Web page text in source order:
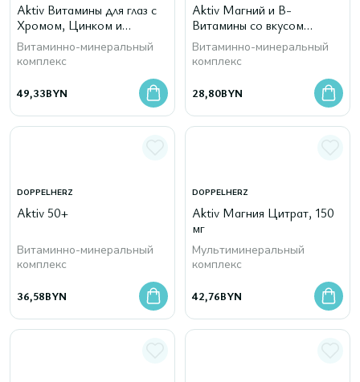
Aktiv Витамины для глаз с
Хромом, Цинком и
Селеном
Витаминно-минеральный
комплекс
49,33BYN
Aktiv Магний и B-
Витамины со вкусом
лимона и грейпфрута
Витаминно-минеральный
комплекс
28,80BYN
DOPPELHERZ
Aktiv 50+
Витаминно-минеральный
комплекс
36,58BYN
DOPPELHERZ
Aktiv Магния Цитрат, 150
мг
Мультиминеральный
комплекс
42,76BYN